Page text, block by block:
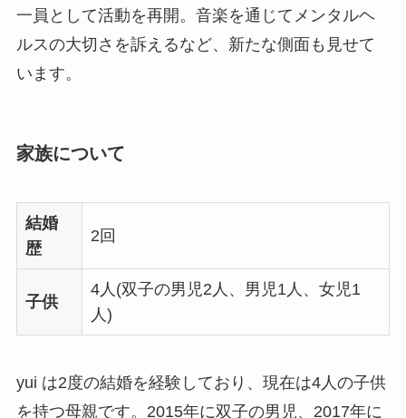
一員として活動を再開。音楽を通じてメンタルヘ
ルスの大切さを訴えるなど、新たな側面も見せて
います。
家族について
結婚
歴
2回
子供
4人(双子の男児2人、男児1人、女児1
人)
yui は2度の結婚を経験しており、現在は4人の子供
を持つ母親です。2015年に双子の男児、2017年に